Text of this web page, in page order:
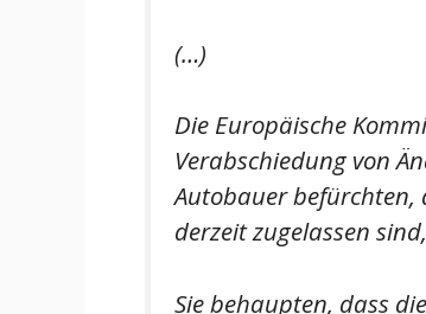
(…)
Die Europäische
Verabschiedung von
Autobauer befürchten,
derzeit zugelassen
Sie behaupten, dass